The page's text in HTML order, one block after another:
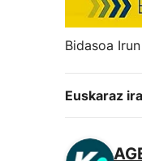
Bidasoa Irun
Euskaraz